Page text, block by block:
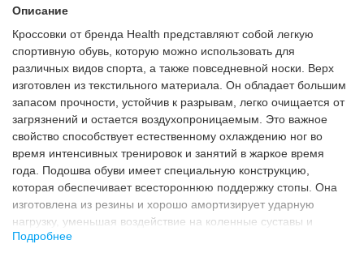
Описание
Кроссовки от бренда Health представляют собой легкую
спортивную обувь, которую можно использовать для
различных видов спорта, а также повседневной носки. Верх
изготовлен из текстильного материала. Он обладает большим
запасом прочности, устойчив к разрывам, легко очищается от
загрязнений и остается воздухопроницаемым. Это важное
свойство способствует естественному охлаждению ног во
время интенсивных тренировок и занятий в жаркое время
года. Подошва обуви имеет специальную конструкцию,
которая обеспечивает всестороннюю поддержку стопы. Она
изготовлена из резины и хорошо амортизирует ударную
нагрузку, уменьшая воздействие на коленные суставы и